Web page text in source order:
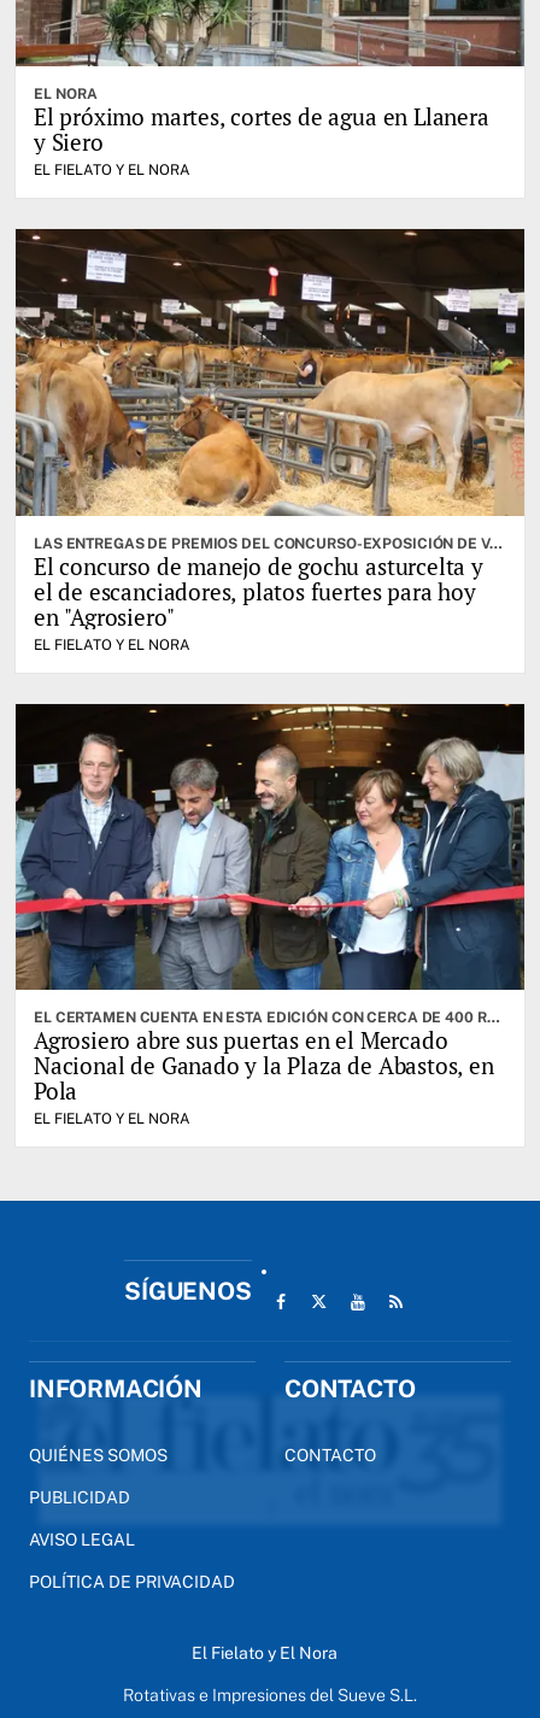
EL NORA
El próximo martes, cortes de agua en Llanera
y Siero
EL FIELATO Y EL NORA
LAS ENTREGAS DE PREMIOS DEL CONCURSO-EXPOSICIÓN DE VACUNO SELECTO, OTRA DE LAS CITAS IMPORTANTES
El concurso de manejo de gochu asturcelta y
el de escanciadores, platos fuertes para hoy
en "Agrosiero"
EL FIELATO Y EL NORA
EL CERTAMEN CUENTA EN ESTA EDICIÓN CON CERCA DE 400 RESES. CABRANES ES EL CONCEJO INVITADO
Agrosiero abre sus puertas en el Mercado
Nacional de Ganado y la Plaza de Abastos, en
Pola
EL FIELATO Y EL NORA
SÍGUENOS
INFORMACIÓN
QUIÉNES SOMOS
PUBLICIDAD
AVISO LEGAL
POLÍTICA DE PRIVACIDAD
CONTACTO
CONTACTO
El Fielato y El Nora
Rotativas e Impresiones del Sueve S.L.